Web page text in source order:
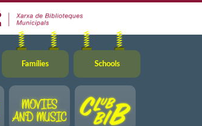
Famílies Schools